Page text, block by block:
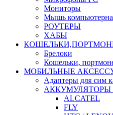
Мониторы
Мышь
РОУТЕРЫ
ХАБЫ
Брелоки
Кошельки,
МОБИЛЬНЫЕ
Адаптеры для сим
ALCATEL
FLY